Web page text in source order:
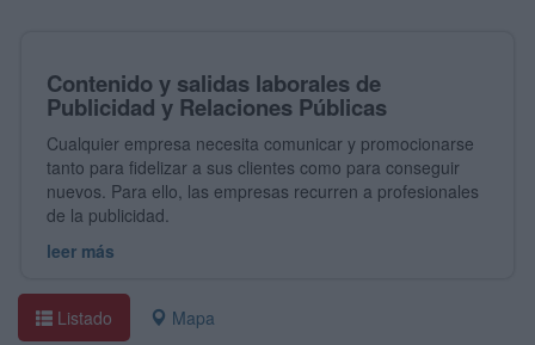
Contenido y salidas laborales de
Publicidad y Relaciones Públicas
Cualquier empresa necesita comunicar y promocionarse
tanto para fidelizar a sus clientes como para conseguir
nuevos. Para ello, las empresas recurren a profesionales
de la publicidad.
leer más
Listado Mapa